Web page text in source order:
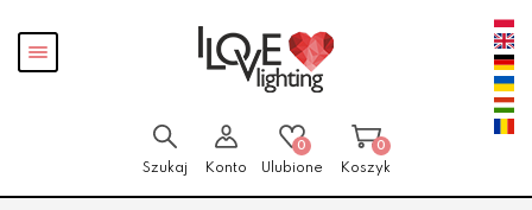
Pokaż
menu
Szukaj Konto
0
Ulubione
0
Koszyk